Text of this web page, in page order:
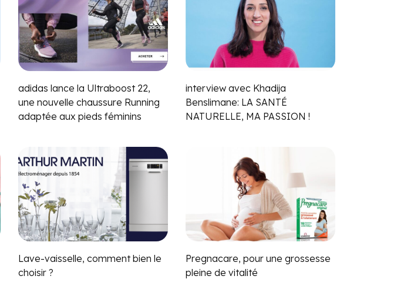
adidas lance la Ultraboost 22,
une nouvelle chaussure Running
adaptée aux pieds féminins
interview avec Khadija
Benslimane: LA SANTÉ
NATURELLE, MA PASSION !
Lave-vaisselle, comment bien le
choisir ?
Pregnacare, pour une grossesse
pleine de vitalité